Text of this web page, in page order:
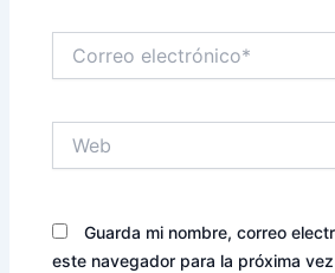
electrónico*
Guarda mi nombre, correo
este navegador para la próxima